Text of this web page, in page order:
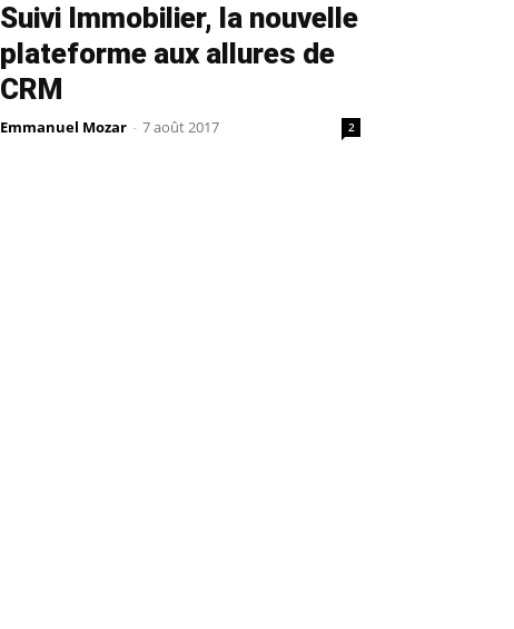
Suivi Immobilier, la nouvelle
plateforme aux allures de
CRM
Emmanuel Mozar - 7 août 2017 2